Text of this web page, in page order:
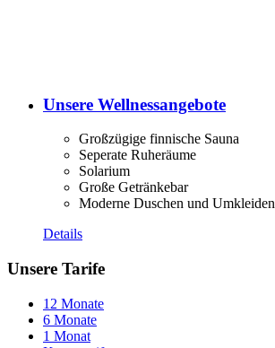
Unsere Wellnessangebote
Großzügige finnische Sauna
Seperate Ruheräume
Solarium
Große Getränkebar
Moderne Duschen und Umkleiden
Details
Unsere Tarife
12 Monate
6 Monate
1 Monat